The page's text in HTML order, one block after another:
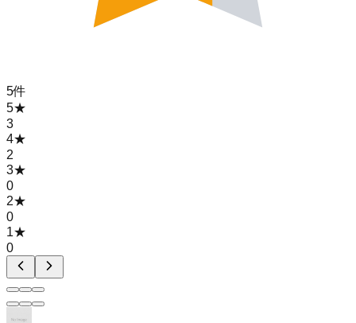
5件
5★
3
4★
2
3★
0
2★
0
1★
0